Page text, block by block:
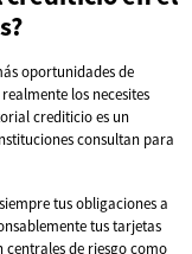
oportunidades de
los necesites
crediticio es un
consultan para
tus obligaciones a
tus tarjetas
centrales de riesgo como